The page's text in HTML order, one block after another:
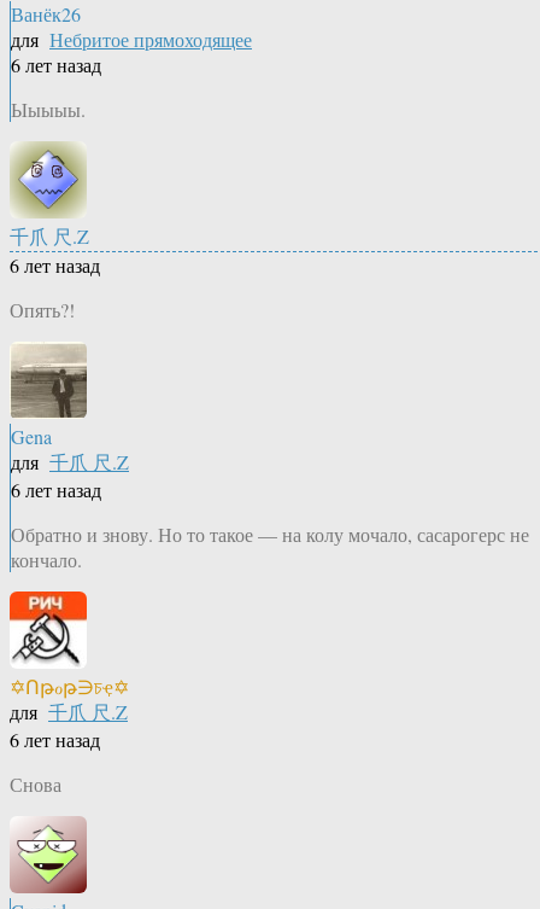
Ванёк26
для Небритое прямоходящее
6 лет назад
Ыыыыы.
千爪 尺.Z
6 лет назад
Опять?!
Gena
для 千爪 尺.Z
6 лет назад
Обратно и знову. Но то такое — на колу мочало, сасарогерс не
кончало.
✡Ոթℴթ∋চҿ✡
для 千爪 尺.Z
6 лет назад
Снова